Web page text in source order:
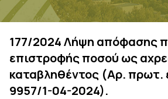
177/2024 Λήψη απόφασης
επιστροφής ποσού ως
καταβληθέντος (Αρ. πρωτ.
9957/1-04-2024).